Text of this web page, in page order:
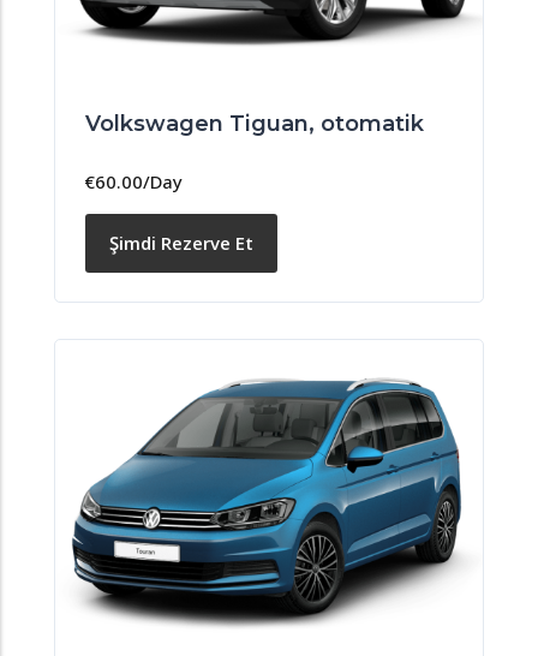
Volkswagen Tiguan, otomatik
€60.00/Day
Şimdi Rezerve Et